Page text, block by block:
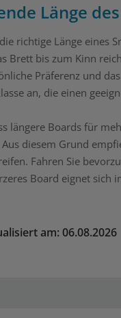
Länge
richtige Länge eines
Brett bis zum Kinn
Präferenz und
an, die einen
längere Boards für
diesem Grund
Fahren Sie
Board eignet sich
am: 06.08.2026